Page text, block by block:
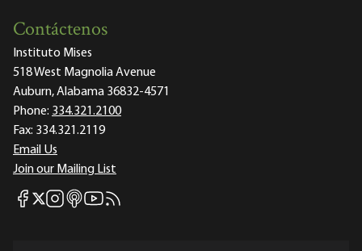
Contáctenos
Instituto Mises
518 West Magnolia Avenue
Auburn, Alabama 36832-4571
Phone: 334.321.2100
Fax: 334.321.2119
Email Us
Join our Mailing List
Mises Facebook
Mises X
Mises Instagram
Mises itunes
Mises Youtube
Mises RSS feed